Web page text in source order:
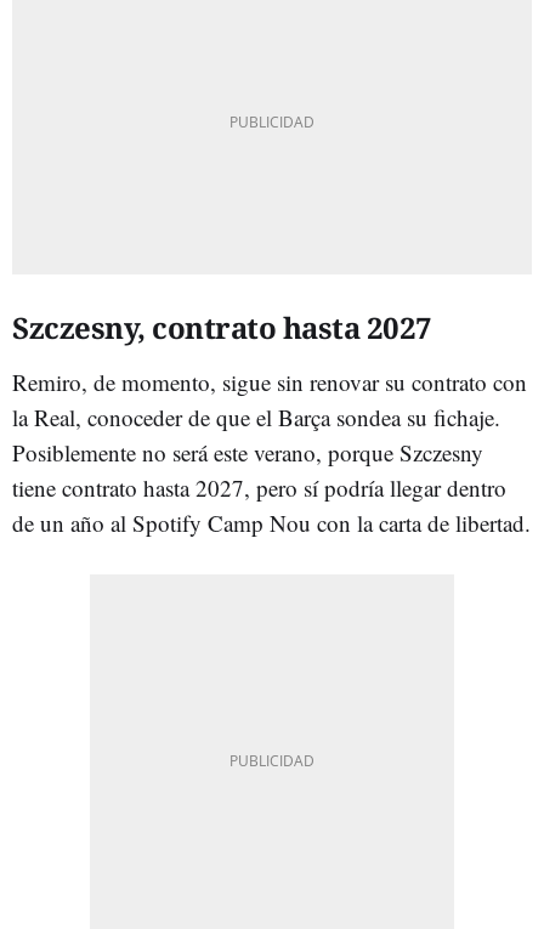
Szczesny, contrato hasta 2027
Remiro, de momento, sigue sin renovar su contrato con
la Real, conoceder de que el Barça sondea su fichaje.
Posiblemente no será este verano, porque Szczesny
tiene contrato hasta 2027, pero sí podría llegar dentro
de un año al Spotify Camp Nou con la carta de libertad.